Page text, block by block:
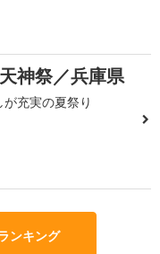
神祭／兵庫県
充実の夏祭り
ンキング